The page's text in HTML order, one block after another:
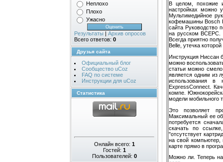
Неплохо
Плохо
Ужасно
Результаты | Архив опросов
Всего ответов: 0
Друзья сайта
Официальный блог
Сообщество uCoz
FAQ по системе
Инструкции для uCoz
Статистика
Онлайн всего: 1
Гостей: 1
Пользователей: 0
В целом, похожие
настройках можно
Мультимедийное
кофемашины Bosch
сайта Руководство
на русском BCEPC.
Всегда приятно
Belle, утечка
Инструкция Ниссан
можно
статьи можно
является одним из
использования в
ExpressConnect.
компе.
модели мобильного
Это позволяет
Максимальный ее
потребуется
скачать по
"отсутствует
на свой компьютер,
карте прямо в
Можно ли. Теперь